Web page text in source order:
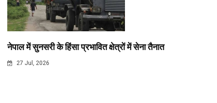
नेपाल में सुनसरी के हिंसा प्रभावित क्षेत्रों में सेना तैनात
27 Jul, 2026